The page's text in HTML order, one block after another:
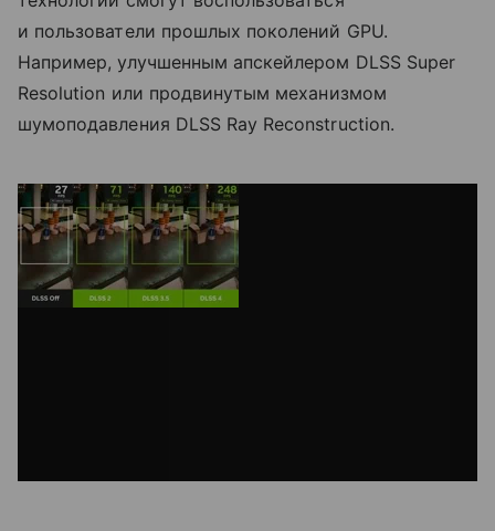
и пользователи прошлых поколений GPU.
Например, улучшенным апскейлером DLSS Super
Resolution или продвинутым механизмом
шумоподавления DLSS Ray Reconstruction.